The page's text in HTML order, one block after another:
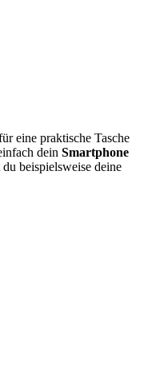
eine praktische Tasche
dein Smartphone
beispielsweise deine